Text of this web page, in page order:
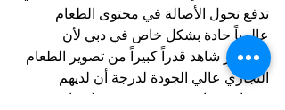
تدفع تحول الأصالة في محتوى الطعام
عالمياً حادة بشكل خاص في دبي لأن
الجمهور شاهد قدراً كبيراً من تصوير الطعام
التجاري عالي الجودة لدرجة أن لديهم
توقعات معايَرة بدقة شديدة حول ما تبدو